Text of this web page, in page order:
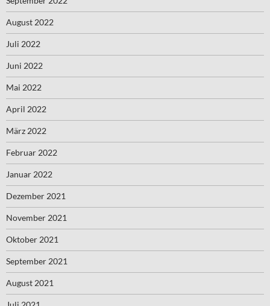
August 2022
Juli 2022
Juni 2022
Mai 2022
April 2022
März 2022
Februar 2022
Januar 2022
Dezember 2021
November 2021
Oktober 2021
September 2021
August 2021